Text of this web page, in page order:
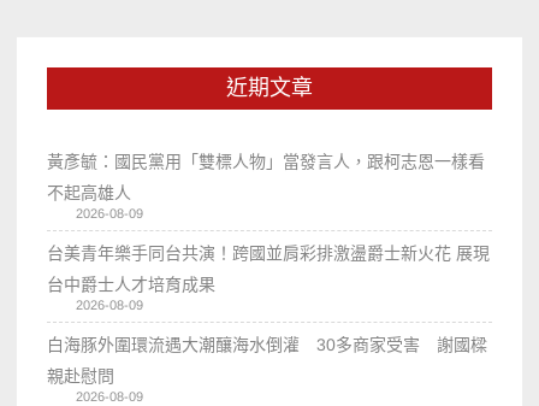
近期文章
黃彥毓：國民黨用「雙標人物」當發言人，跟柯志恩一樣看
不起高雄人
2026-08-09
台美青年樂手同台共演！跨國並肩彩排激盪爵士新火花 展現
台中爵士人才培育成果
2026-08-09
白海豚外圍環流遇大潮釀海水倒灌 30多商家受害 謝國樑
親赴慰問
2026-08-09